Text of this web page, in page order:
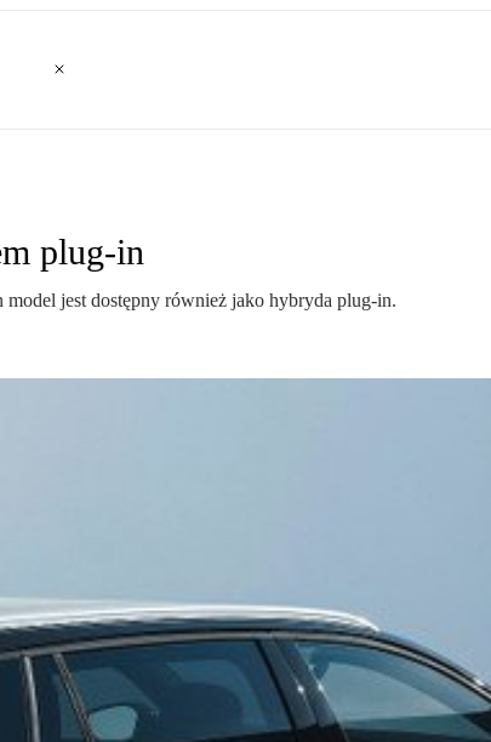
plug-in
jest dostępny również jako hybryda plug-in.